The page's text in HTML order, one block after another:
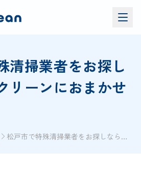
®
ついて
清掃業者をお探し
リーンにおまかせ
松戸市で特殊清掃業者をお探しならブルークリーンにおまかせください！